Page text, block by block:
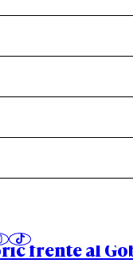
activaron
frente al